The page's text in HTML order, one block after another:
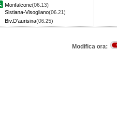
Monfalcone(06.13)
Sistiana-Visogliano(06.21)
Biv.D'aurisina(06.25)
Modifica ora: